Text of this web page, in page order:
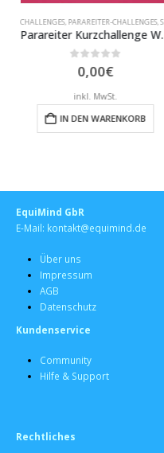
,VIDEOTRAINING
CHALLENGES,PARAREITER-CHALLENGES,SCHRITT-CHALLENGES
Parareiter
out of 5
0,00€
inkl. MwSt.
IN DEN WARENKORB
EquiMind GbR
E-Mail: kontakt@equimind.de
Über uns
Impressum
AGB
Datenschutz
Kundenservice
Community
Hilfe & Support
Rechtliches